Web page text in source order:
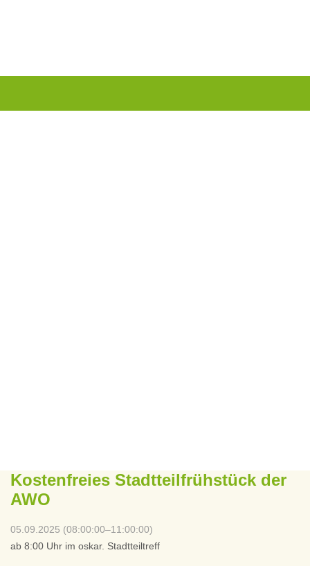
Kostenfreies Stadtteilfrühstück der
AWO
05.09.2025 (08:00:00–11:00:00)
ab 8:00 Uhr im oskar. Stadtteiltreff